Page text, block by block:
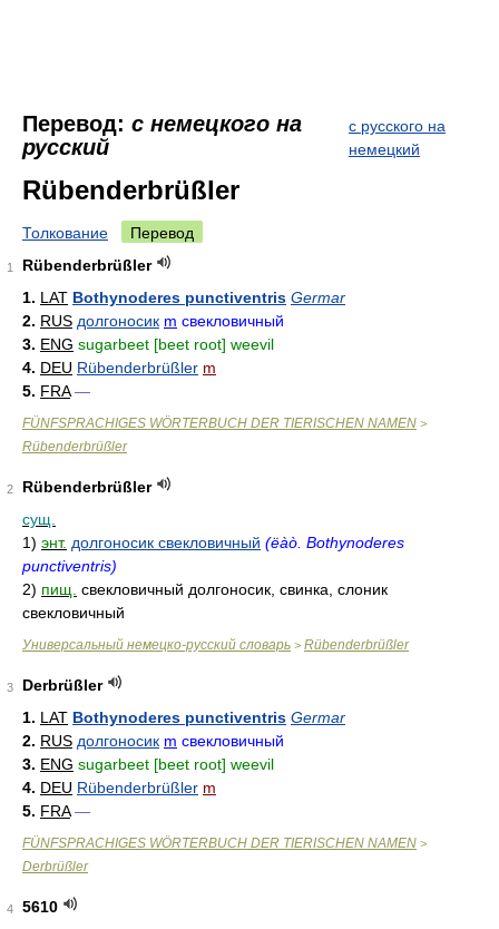
Перевод: с немецкого на
русский
с русского на
немецкий
Rübenderbrüßler
Толкование Перевод
1
Rübenderbrüßler
1. LAT Bothynoderes punctiventris Germar
2. RUS долгоносик m свекловичный
3. ENG sugarbeet [beet root] weevil
4. DEU Rübenderbrüßler m
5. FRA —
FÜNFSPRACHIGES WÖRTERBUCH DER TIERISCHEN NAMEN >
Rübenderbrüßler
2
Rübenderbrüßler
сущ.
1) энт. долгоносик свекловичный (ëàò. Bothynoderes
punctiventris)
2) пищ. свекловичный долгоносик, свинка, слоник
свекловичный
Универсальный немецко-русский словарь > Rübenderbrüßler
3
Derbrüßler
1. LAT Bothynoderes punctiventris Germar
2. RUS долгоносик m свекловичный
3. ENG sugarbeet [beet root] weevil
4. DEU Rübenderbrüßler m
5. FRA —
FÜNFSPRACHIGES WÖRTERBUCH DER TIERISCHEN NAMEN >
Derbrüßler
4
5610